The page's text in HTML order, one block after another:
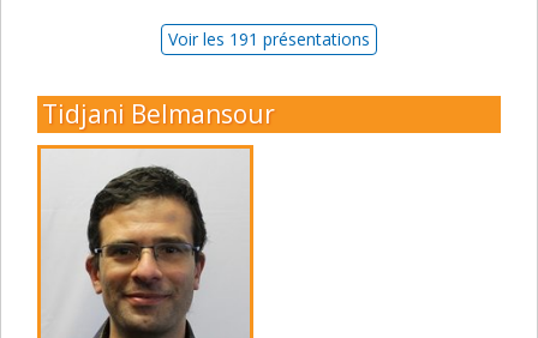
Voir les 191 présentations
Tidjani Belmansour